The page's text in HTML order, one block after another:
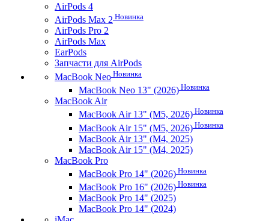
AirPods 4
AirPods Max 2 Новинка
AirPods Pro 2
AirPods Max
EarPods
Запчасти для AirPods
MacBook Neo Новинка
MacBook Neo 13" (2026) Новинка
MacBook Air
MacBook Air 13" (M5, 2026) Новинка
MacBook Air 15" (M5, 2026) Новинка
MacBook Air 13" (M4, 2025)
MacBook Air 15" (M4, 2025)
MacBook Pro
MacBook Pro 14" (2026) Новинка
MacBook Pro 16" (2026) Новинка
MacBook Pro 14" (2025)
MacBook Pro 14" (2024)